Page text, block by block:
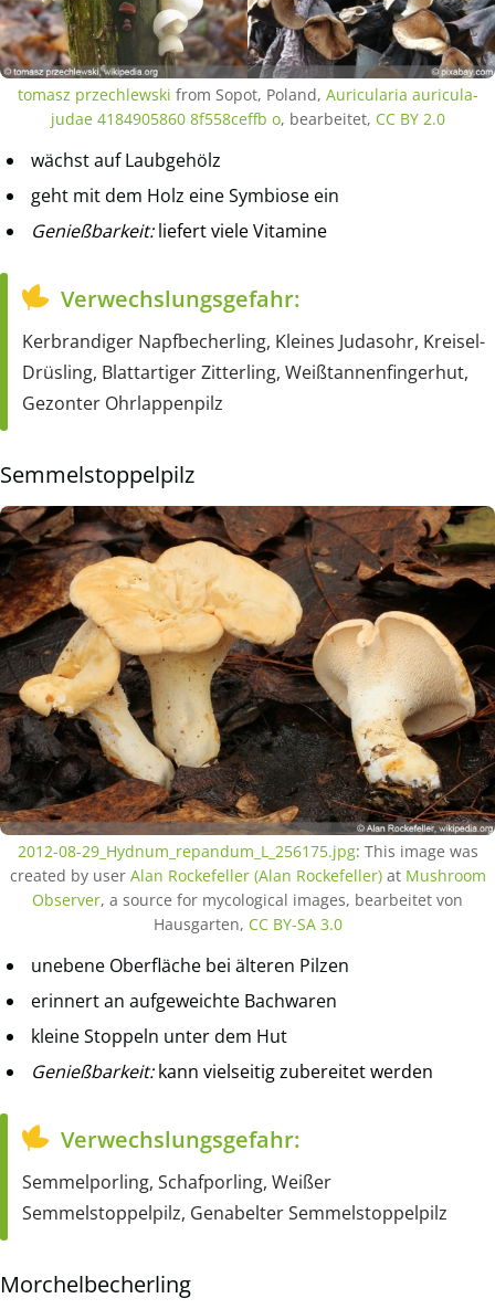
tomasz przechlewski from Sopot, Poland, Auricularia auricula-
judae 4184905860 8f558ceffb o, bearbeitet, CC BY 2.0
wächst auf Laubgehölz
geht mit dem Holz eine Symbiose ein
Genießbarkeit:liefert viele Vitamine
Verwechslungsgefahr:
Kerbrandiger Napfbecherling, Kleines Judasohr, Kreisel-
Drüsling, Blattartiger Zitterling, Weißtannenfingerhut,
Gezonter Ohrlappenpilz
Semmelstoppelpilz
2012-08-29_Hydnum_repandum_L_256175.jpg: This image was
created by user Alan Rockefeller (Alan Rockefeller)at Mushroom
Observer, a source for mycological images, bearbeitet von
Hausgarten, CC BY-SA 3.0
unebene Oberfläche bei älteren Pilzen
erinnert an aufgeweichte Bachwaren
kleine Stoppeln unter dem Hut
Genießbarkeit:kann vielseitig zubereitet werden
Verwechslungsgefahr:
Semmelporling, Schafporling, Weißer
Semmelstoppelpilz, Genabelter Semmelstoppelpilz
Morchelbecherling